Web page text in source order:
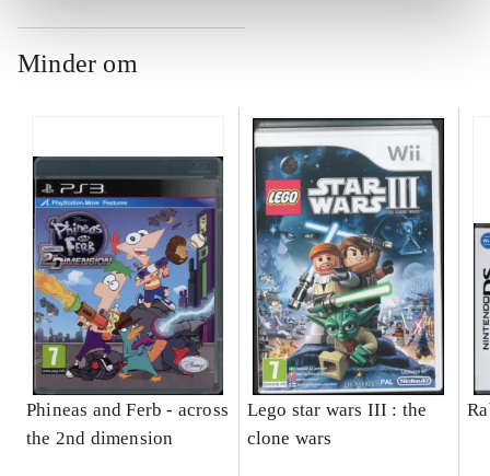
Minder om
Phineas and Ferb - across
the 2nd dimension
Lego star wars III : the
clone wars